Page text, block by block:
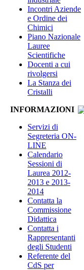
Incontri Aziende
e Ordine dei
Chimici
Piano Nazionale
Lauree
Scientifiche
Docenti a cui
rivolgersi
La Stanza dei
Cristalli
INFORMAZIONI
Servizi di
Segreteria ON-
LINE
Calendario
Sessioni di
Laurea 2012-
2013 e 2013-
2014
Contatta la
Commissione
Didattica
Contatta i
Rappresentanti
degli Studenti
Referente del
CdS per